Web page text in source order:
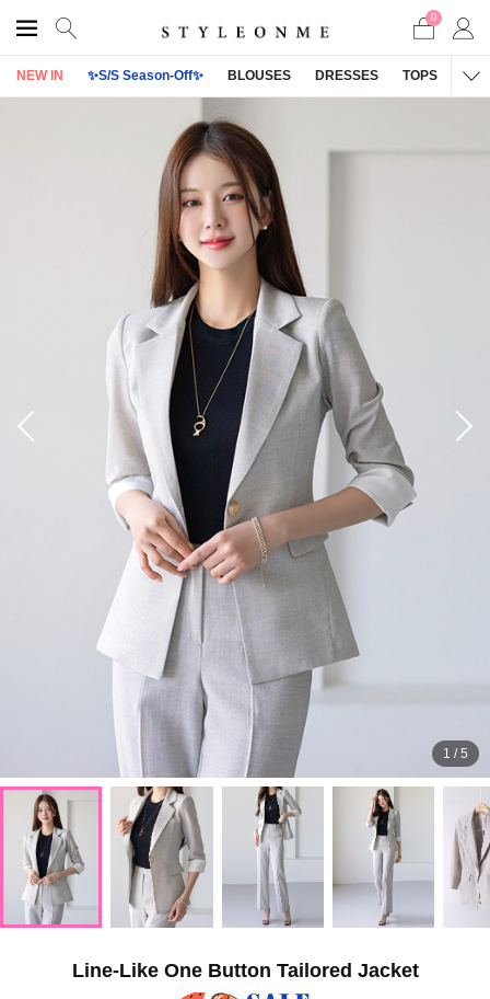
0
NEW IN ✨S/S Season-Off✨ BLOUSES DRESSES TOPS
1 /5
Line-Like One Button Tailored Jacket